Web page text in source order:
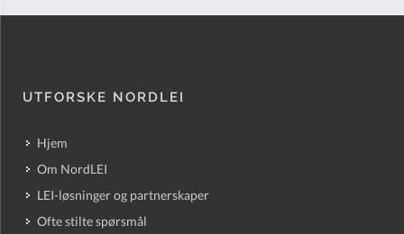
UTFORSKE NORDLEI
Hjem
Om NordLEI
LEI-løsninger og partnerskaper
Ofte stilte spørsmål